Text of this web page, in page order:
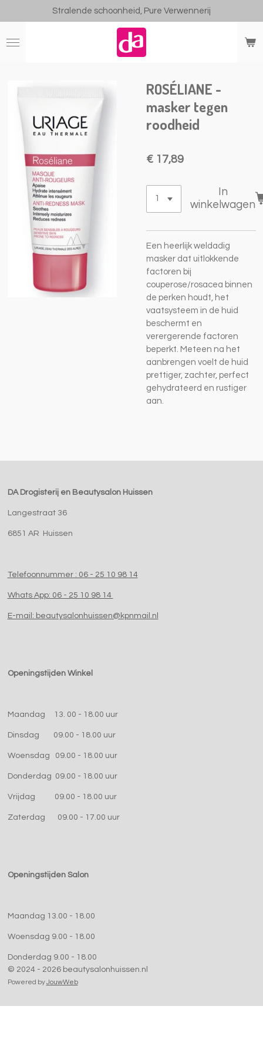
direct
naar
Stralende schoonheid, Pure Verwennerij
ROSÉLIANE -
masker tegen
roodheid
€ 17,89
In
winkelwagen
Een heerlijk weldadig
masker dat uitlokkende
factoren bij
couperose/rosacea binnen
de perken houdt, het
vaatsysteem in de huid
beschermt en
verergerende factoren
beperkt. Meteen na het
aanbrengen voelt de huid
prettiger, zachter, perfect
gehydrateerd en rustiger
aan.
DA Drogisterij en Beautysalon Huissen
Langestraat 36
6851 AR Huissen
Telefoonnummer : 06 - 25 10 98 14
Whats App: 06 - 25 10 98 14
E-mail: beautysalonhuissen@kpnmail.nl
Openingstijden Winkel
Maandag 13. 00 - 18.00 uur
Dinsdag 09.00 - 18.00 uur
Woensdag 09.00 - 18.00 uur
Donderdag 09.00 - 18.00 uur
Vrijdag 09.00 - 18.00 uur
Zaterdag 09.00 - 17.00 uur
Openingstijden Salon
Maandag 13.00 - 18.00
Woensdag 9.00 - 18.00
Donderdag 9.00 - 18.00
© 2024 - 2026 beautysalonhuissen.nl
Powered byJouwWeb